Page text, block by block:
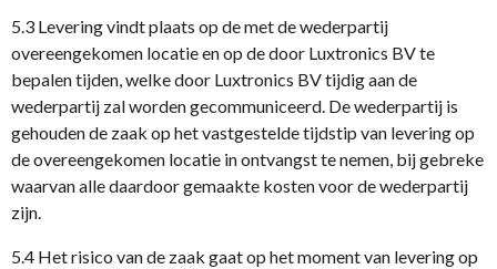
5.3 Levering vindt plaats op de met de wederpartij
overeengekomen locatie en op de door Luxtronics BV te
bepalen tijden, welke door Luxtronics BV tijdig aan de
wederpartij zal worden gecommuniceerd. De wederpartij is
gehouden de zaak op het vastgestelde tijdstip van levering op
de overeengekomen locatie in ontvangst te nemen, bij gebreke
waarvan alle daardoor gemaakte kosten voor de wederpartij
zijn.
5.4 Het risico van de zaak gaat op het moment van levering op